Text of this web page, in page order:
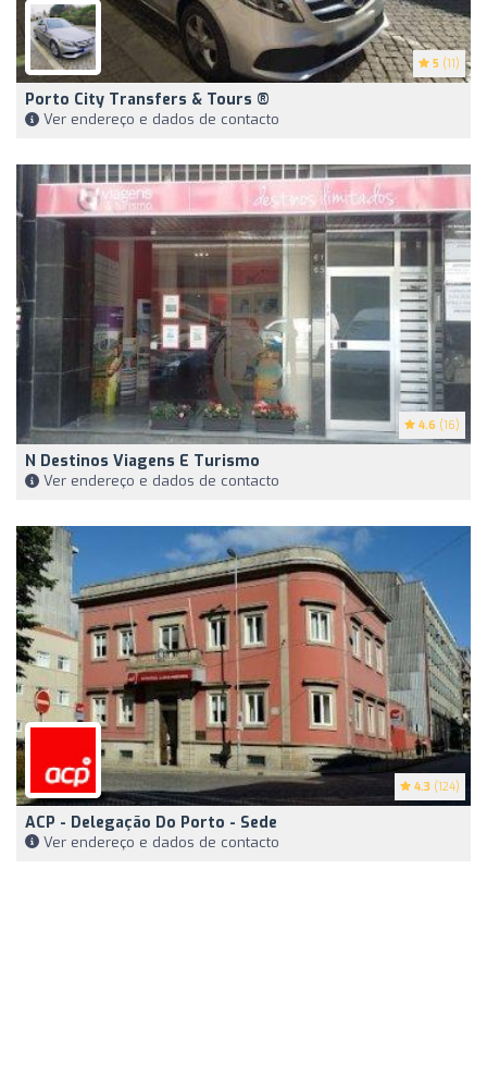
5 (11)
Porto City Transfers & Tours ®️
Ver endereço e dados de contacto
4.6 (16)
N Destinos Viagens E Turismo
Ver endereço e dados de contacto
4.3 (124)
ACP - Delegação Do Porto - Sede
Ver endereço e dados de contacto